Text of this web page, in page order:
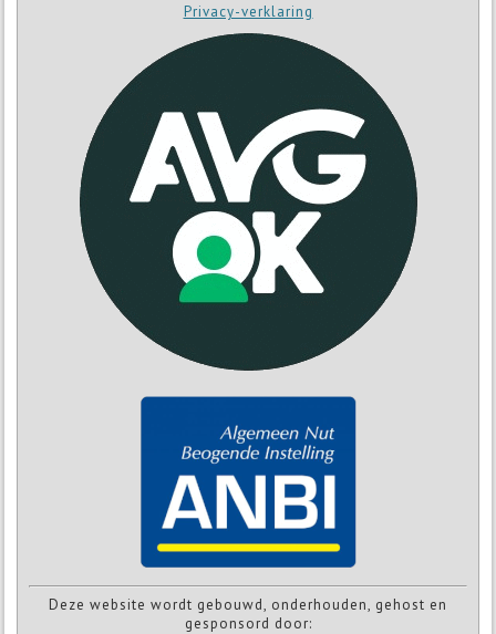
Privacy-verklaring
Deze website wordt gebouwd, onderhouden, gehost en
gesponsord door: